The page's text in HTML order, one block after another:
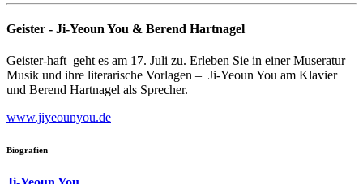
Geister - Ji-Yeoun You & Berend Hartnagel
Geister-haft geht es am 17. Juli zu. Erleben Sie in einer Museratur –
Musik und ihre literarische Vorlagen – Ji-Yeoun You am Klavier
und Berend Hartnagel als Sprecher.
www.jiyeounyou.de
Biografien